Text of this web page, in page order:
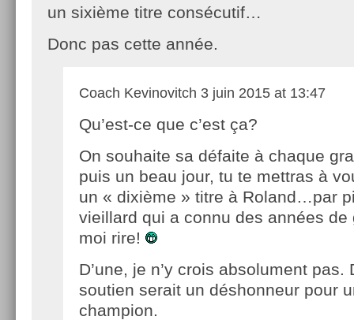
un sixième titre consécutif…
Donc pas cette année.
Coach Kevinovitch 3 juin 2015 at 13:47
Qu’est-ce que c’est ça?
On souhaite sa défaite à chaque
puis un beau jour, tu te mettras à
un « dixième » titre à Roland…par
vieillard qui a connu des années de
moi rire!
D’une, je n’y crois absolument pas.
soutien serait un déshonneur pour
champion.